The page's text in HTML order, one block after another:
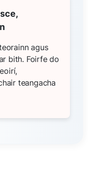
agus
bith. Foirfe do
teangacha